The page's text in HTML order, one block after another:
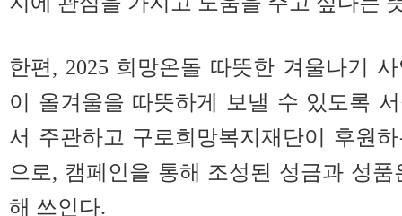
한편, 2025 희망온돌 따뜻한 겨울나기
이 올겨울을 따뜻하게 보낼 수 있도록
서 주관하고 구로희망복지재단이 후원
으로, 캠페인을 통해 조성된 성금과 성
해 쓰인다.